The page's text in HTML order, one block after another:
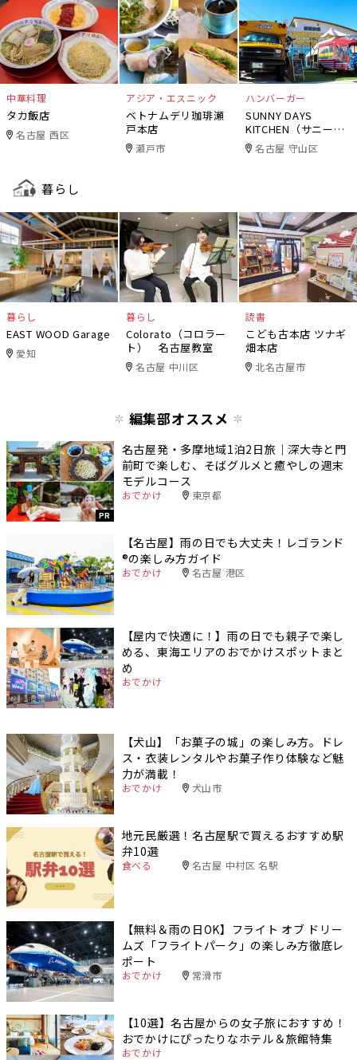
中華料理
タカ飯店
名古屋 西区
アジア・エスニック
ベトナムデリ珈琲瀬
戸本店
瀬戸市
ハンバーガー
SUNNY DAYS
KITCHEN（サニーデ
イズキッチン）
名古屋 守山区
暮らし
暮らし
EAST WOOD Garage
愛知
暮らし
Colorato（コロラー
ト） 名古屋教室
名古屋 中川区
読書
こども古本店 ツナギ
畑本店
北名古屋市
編集部オススメ
PR
名古屋発・多摩地域1泊2日旅｜深大寺と門
前町で楽しむ、そばグルメと癒やしの週末
モデルコース
おでかけ 東京都
【名古屋】雨の日でも大丈夫！レゴランド
®️の楽しみ方ガイド
おでかけ 名古屋 港区
【屋内で快適に！】雨の日でも親子で楽し
める、東海エリアのおでかけスポットまと
め
おでかけ
【犬山】「お菓子の城」の楽しみ方。ドレ
ス・衣装レンタルやお菓子作り体験など魅
力が満載！
おでかけ 犬山市
地元民厳選！名古屋駅で買えるおすすめ駅
弁10選
食べる 名古屋 中村区 名駅
【無料＆雨の日OK】フライト オブ ドリー
ムズ「フライトパーク」の楽しみ方徹底レ
ポート
おでかけ 常滑市
【10選】名古屋からの女子旅におすすめ！
おでかけにぴったりなホテル＆旅館特集
おでかけ